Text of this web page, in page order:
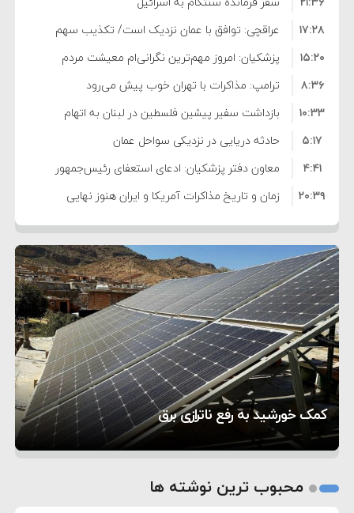
عراقچی: توافق با عمان نزدیک است/ تکذیب سهم
۱۱ درصدی ایران از خزر
۱۷:۲۸
پزشکیان: امروز مهم‌ترین نگرانی‌ام معیشت مردم
است
۱۵:۲۰
ترامپ: مذاکرات با تهران خوب پیش می‌رود
۸:۳۶
بازداشت سفیر پیشین فلسطین در لبنان به اتهام
فساد و اختلاس اموال
۱۰:۳۳
حادثه دریایی در نزدیکی سواحل عمان
۵:۱۷
معاون دفتر پزشکیان: ادعای استعفای رئیس‌جمهور
واهی و کذب محض است
۴:۴۱
زمان و تاریخ مذاکرات آمریکا و ایران هنوز نهایی
نشده است
۲۰:۳۹
وزیر جنگ آمریکا: ماشین جنگی ما آماده حمله
نظامی علیه ایران است
۶:۵۰
موافقت ترامپ با لغو حمله به ایران
۶:۲۱
هشدار عراقچی به همتای عربستانی درباره همراهی با
آمریکا
۲:۱۵
مقام ارشد امنیتی: برنامه گسترده‌ای برای پاسخ به
دیوانگی آمریکا داریم
۷:۱۰
ترامپ دستور حملات جدید علیه ایران را صادر کرد
۵:۴۵
سپاه: دو نفتکش متخلف مورد اصابت قرار گرفته و
متوقف شدند
۱۲:۵۹
ترامپ مدعی توافق تاریخی برای خلع سلاح کامل
حماس شد
۸:۵۷
کمک خورشید به رفع ناترازی برق
تحسین کارگردان «جنگ و صلح» از سینمای ایران؛ روایتی
از عشق عمیق به مردم
۵ شهر افسانه‌ای هخامنشی که هنوز هم زنده هستند
2
محبوب ترین نوشته ها